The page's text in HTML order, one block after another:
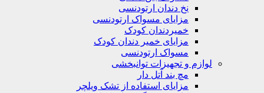
نخ دندان ارتودنسی
مزایای مسواک ارتودنسی
خمیردندان کودک
مزایای خمیر دندان کودک
مسواک ارتودنسی
لوازم و تجهیزات توانبخشی
مچ بند آتل دار
مزایای استفاده از تشک ویلچر